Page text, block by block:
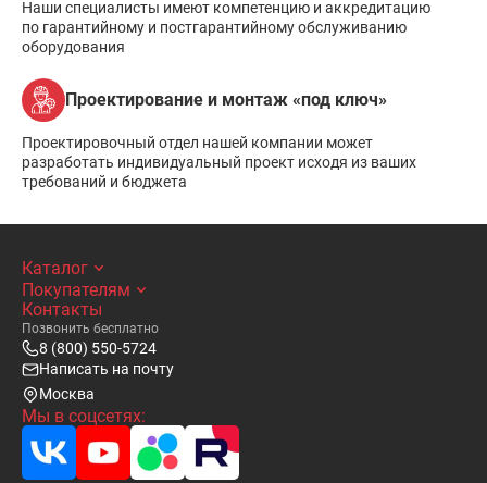
Наши специалисты имеют компетенцию и аккредитацию
по гарантийному и постгарантийному обслуживанию
оборудования
Проектирование и монтаж «под ключ»
Проектировочный отдел нашей компании может
разработать индивидуальный проект исходя из ваших
требований и бюджета
Каталог
Покупателям
Контакты
Позвонить бесплатно
8 (800) 550-5724
Написать на почту
Москва
Мы в соцсетях: